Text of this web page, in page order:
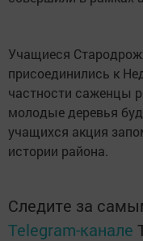
Учащиеся
присоединились к
частности саженцы
молодые деревья
учащихся акция
истории района.
Следите за
Telegram-канале